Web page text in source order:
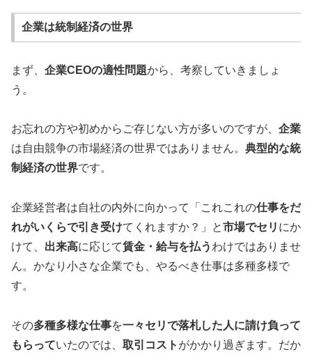
企業は統制経済の世界
まず、 企業CEOの適性問題から、考察していきましょ
う。
お忘れの方や初めからご存じない方が多いのですが、 企業
は自由競争の市場経済の世界ではありません。 典型的な統
制経済の世界です。
企業経営者は自社の内外に向かって「これこれの仕事をだ
れがいくらで引き受けてくれますか？」と市場でセリ にか
けて、 出来高に応じて賃金・給与を払う わけではありませ
ん。かなり小さな企業でも、やるべき仕事は多種多様で
す。
その多種多様な仕事を一々セリで落札した人に請け負って
もらっていたのでは、 取引コスト がかかり過ぎます。だか